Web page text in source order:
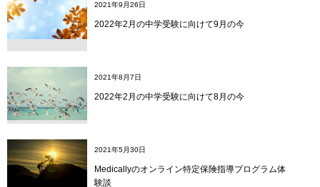
2021年9月26日
2022年2月の中学受験に向けて9月の今
2021年8月7日
2022年2月の中学受験に向けて8月の今
2021年5月30日
Medicallyのオンライン特定保険指導プログラム体
験談